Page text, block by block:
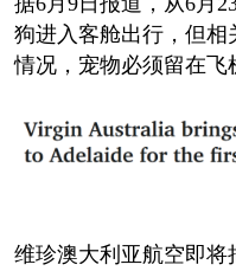
狗进入客舱出行，但
情况，宠物必须留在飞
维珍澳大利亚航空即